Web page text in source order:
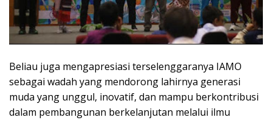
Beliau juga mengapresiasi terselenggaranya IAMO
sebagai wadah yang mendorong lahirnya generasi
muda yang unggul, inovatif, dan mampu berkontribusi
dalam pembangunan berkelanjutan melalui ilmu